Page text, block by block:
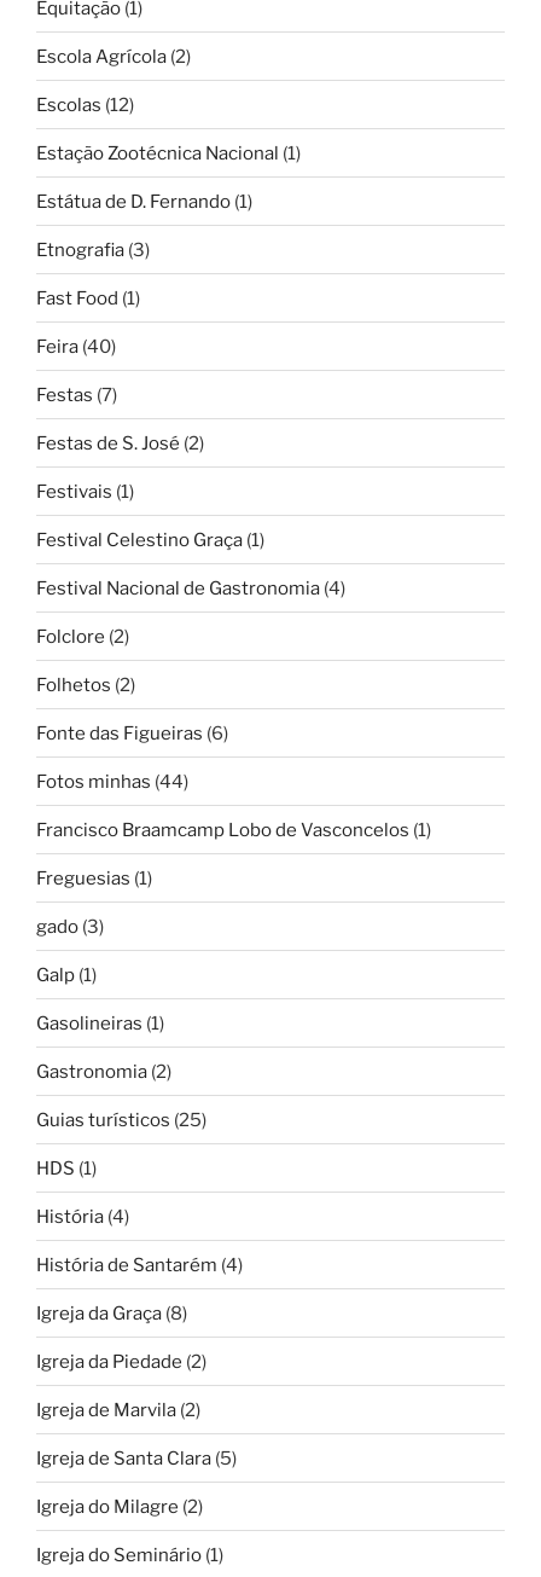
Equitação (1)
Escola Agrícola (2)
Escolas (12)
Estação Zootécnica Nacional (1)
Estátua de D. Fernando (1)
Etnografia (3)
Fast Food (1)
Feira (40)
Festas (7)
Festas de S. José (2)
Festivais (1)
Festival Celestino Graça (1)
Festival Nacional de Gastronomia (4)
Folclore (2)
Folhetos (2)
Fonte das Figueiras (6)
Fotos minhas (44)
Francisco Braamcamp Lobo de Vasconcelos (1)
Freguesias (1)
gado (3)
Galp (1)
Gasolineiras (1)
Gastronomia (2)
Guias turísticos (25)
HDS (1)
História (4)
História de Santarém (4)
Igreja da Graça (8)
Igreja da Piedade (2)
Igreja de Marvila (2)
Igreja de Santa Clara (5)
Igreja do Milagre (2)
Igreja do Seminário (1)